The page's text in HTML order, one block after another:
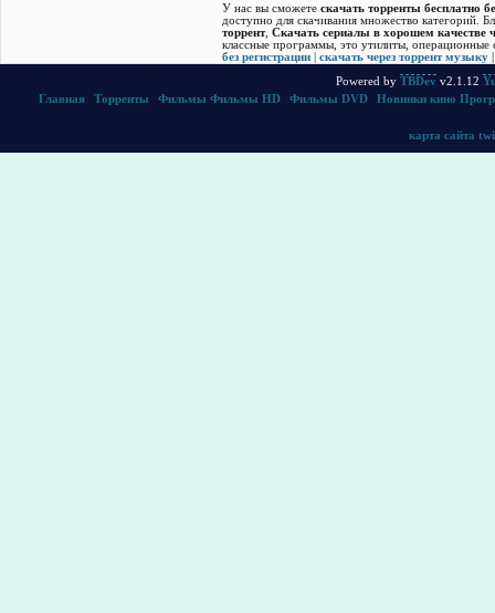
У нас вы сможете скачать торренты бесплатно
доступно для скачивания множество категорий.
торрент, Скачать cериалы в хорошем качестве
классные программы, это утилиты,
без регистрации| скачать через торрент музыку
Powered by TBDev v2.1.12
Главная
Торренты Фильмы Фильмы HD Фильмы DVD Новинки кино
карта сайта